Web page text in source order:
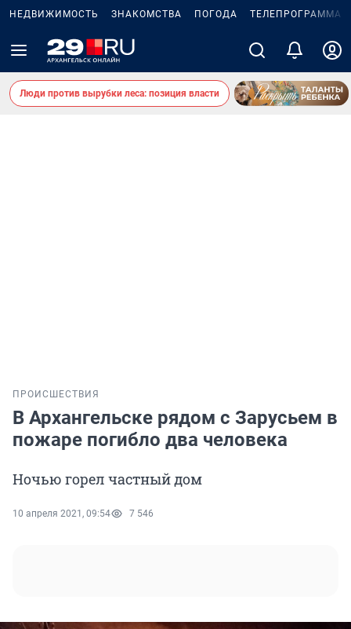
НЕДВИЖИМОСТЬ ЗНАКОМСТВА ПОГОДА ТЕЛЕПРОГРАММА
Люди против вырубки леса: позиция власти
ПРОИСШЕСТВИЯ
В Архангельске рядом с Зарусьем в
пожаре погибло два человека
Ночью горел частный дом
10 апреля 2021, 09:54 7 546